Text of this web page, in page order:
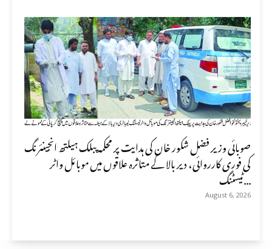
صوبائی وزیر فضل شکور خان کی ہدایت پر محکمہ پبلک ہیلتھ انجینئرنگ
کی فوری کارروائی، دیر بالا کے متاثرہ علاقوں میں موبائل واٹر
ٹیسٹنگ...
August 6, 2026